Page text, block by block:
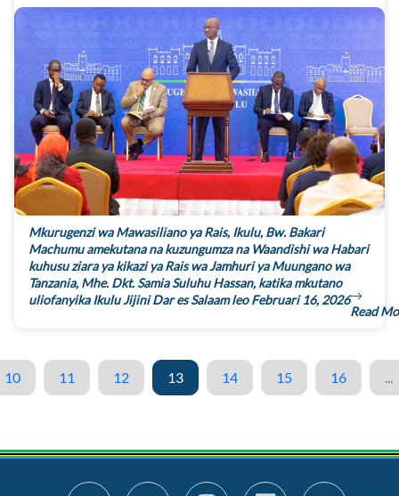
Mkurugenzi wa Mawasiliano ya Rais, Ikulu, Bw. Bakari
Machumu amekutana na kuzungumza na Waandishi wa Habari
kuhusu ziara ya kikazi ya Rais wa Jamhuri ya Muungano wa
Tanzania, Mhe. Dkt. Samia Suluhu Hassan, katika mkutano
uliofanyika Ikulu Jijini Dar es Salaam leo Februari 16, 2026
Read
10 11 12 13 14 15 16 ...